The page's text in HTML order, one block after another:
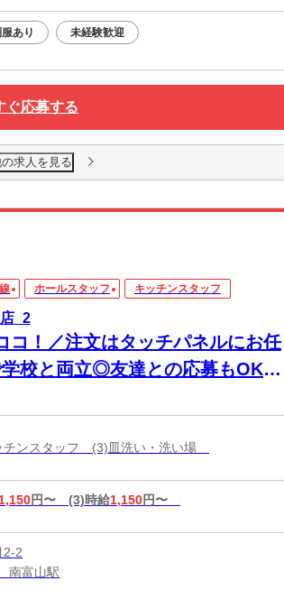
あり 未経験歓迎
ぐ応募する
求人を見る
ホールスタッフ キッチンスタッフ
_2
コ！／注文はタッチパネルにお任
学校と両立◎友達との応募もOK★
ンスタッフ (3)皿洗い・洗い場
1,150円〜 (3)時給1,150円〜
2-2
南富山駅